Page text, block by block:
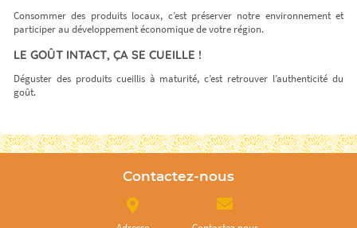
Consommer des produits locaux, c’est préserver notre environnement et
participer au développement économique de votre région.
LE GOÛT INTACT, ÇA SE CUEILLE !
Déguster des produits cueillis à maturité, c’est retrouver l’authenticité du
goût.
Contactez-nous